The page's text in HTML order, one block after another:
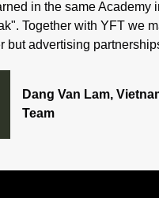
in the same Academy
Together with YFT we
but advertising
Dang Van Lam,
Team